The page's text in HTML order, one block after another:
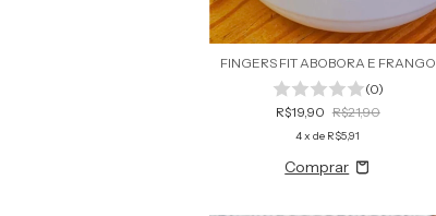
FINGERS FIT ABOBORA E FRANGO
(0)
R$19,90 R$21,90
4x de R$5,91